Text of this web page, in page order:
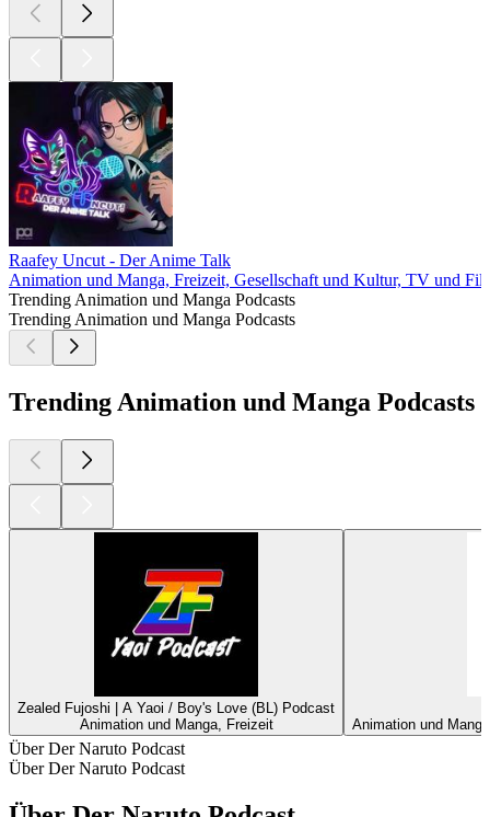
Raafey Uncut - Der Anime Talk
Animation und Manga, Freizeit, Gesellschaft und Kultur, TV und
Trending Animation und Manga Podcasts
Trending Animation und Manga Podcasts
Trending Animation und Manga Podcasts
Zealed Fujoshi | A Yaoi / Boy's Love (BL) Podcast
Animation und Manga, Freizeit
Animation und
Über Der Naruto Podcast
Über Der Naruto Podcast